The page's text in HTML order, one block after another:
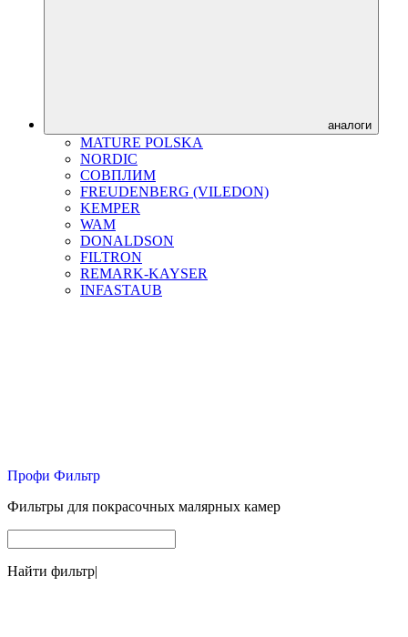
аналоги
MATURE POLSKA
NORDIC
СОВПЛИМ
FREUDENBERG (VILEDON)
KEMPER
WAM
DONALDSON
FILTRON
REMARK-KAYSER
INFASTAUB
Профи Фильтр
Фильтры для покрасочных малярных камер
Найти фильтр|